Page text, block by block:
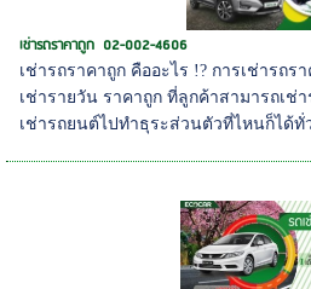
เช่ารถราคาถูก 02-002-4606
เช่ารถราคาถูก คืออะไร !? การเช่ารถร
เช่ารายวัน ราคาถูก ที่ลูกค้าสามารถเช่
เช่ารถยนต์ไปทำธุระส่วนตัวที่ไหนก็ได้ทั่